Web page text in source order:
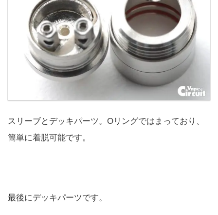
スリーブとデッキパーツ。Oリングではまっており、
簡単に着脱可能です。
最後にデッキパーツです。